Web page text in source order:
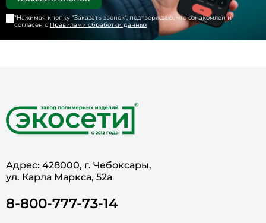
*Нажимая кнопку "Заказать звонок", подтверждаю, что ознакомлен и
согласен с Правилами обработки данных
Адрес: 428000, г. Чебоксары,
ул. Карла Маркса, 52а
8-800-777-73-14